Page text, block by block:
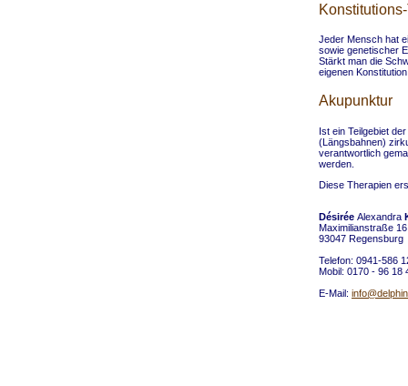
Jeder Mensch hat
sowie genetischer
Stärkt man die
eigenen
Akupunktur
Ist ein Teilgebiet
(Längsbahnen)
verantwortlich
werden.
Diese Therapien
Désirée Alexandra
Maximilianstraße 16
93047 Regensburg
Telefon: 0941-586
Mobil: 0170 - 96 18
E-Mail: